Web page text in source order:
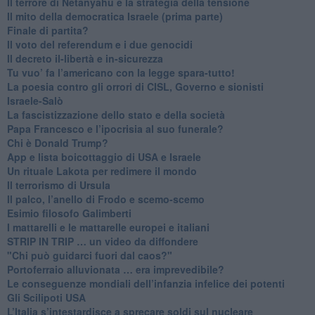
Il mito della democratica Israele (prima parte)
​Finale di partita?
​Il voto del referendum e i due genocidi
Il decreto il-libertà e in-sicurezza
Tu vuo’ fa l’americano con la legge spara-tutto!
La poesia contro gli orrori di CISL, Governo e sionisti
Israele-Salò
​La fascistizzazione dello stato e della società
Papa Francesco e l’ipocrisia al suo funerale?
​Chi è Donald Trump?
App e lista boicottaggio di USA e Israele
​Un rituale Lakota per redimere il mondo
Il terrorismo di Ursula
​Il palco, l’anello di Frodo e scemo-scemo
Esimio filosofo Galimberti
​I mattarelli e le mattarelle europei e italiani
​STRIP IN TRIP … un video da diffondere
"Chi può guidarci fuori dal caos?"
​Portoferraio alluvionata … era imprevedibile?
Le conseguenze mondiali dell’infanzia infelice dei potenti
​Gli Scilipoti USA
L’Italia s’intestardisce a sprecare soldi sul nucleare